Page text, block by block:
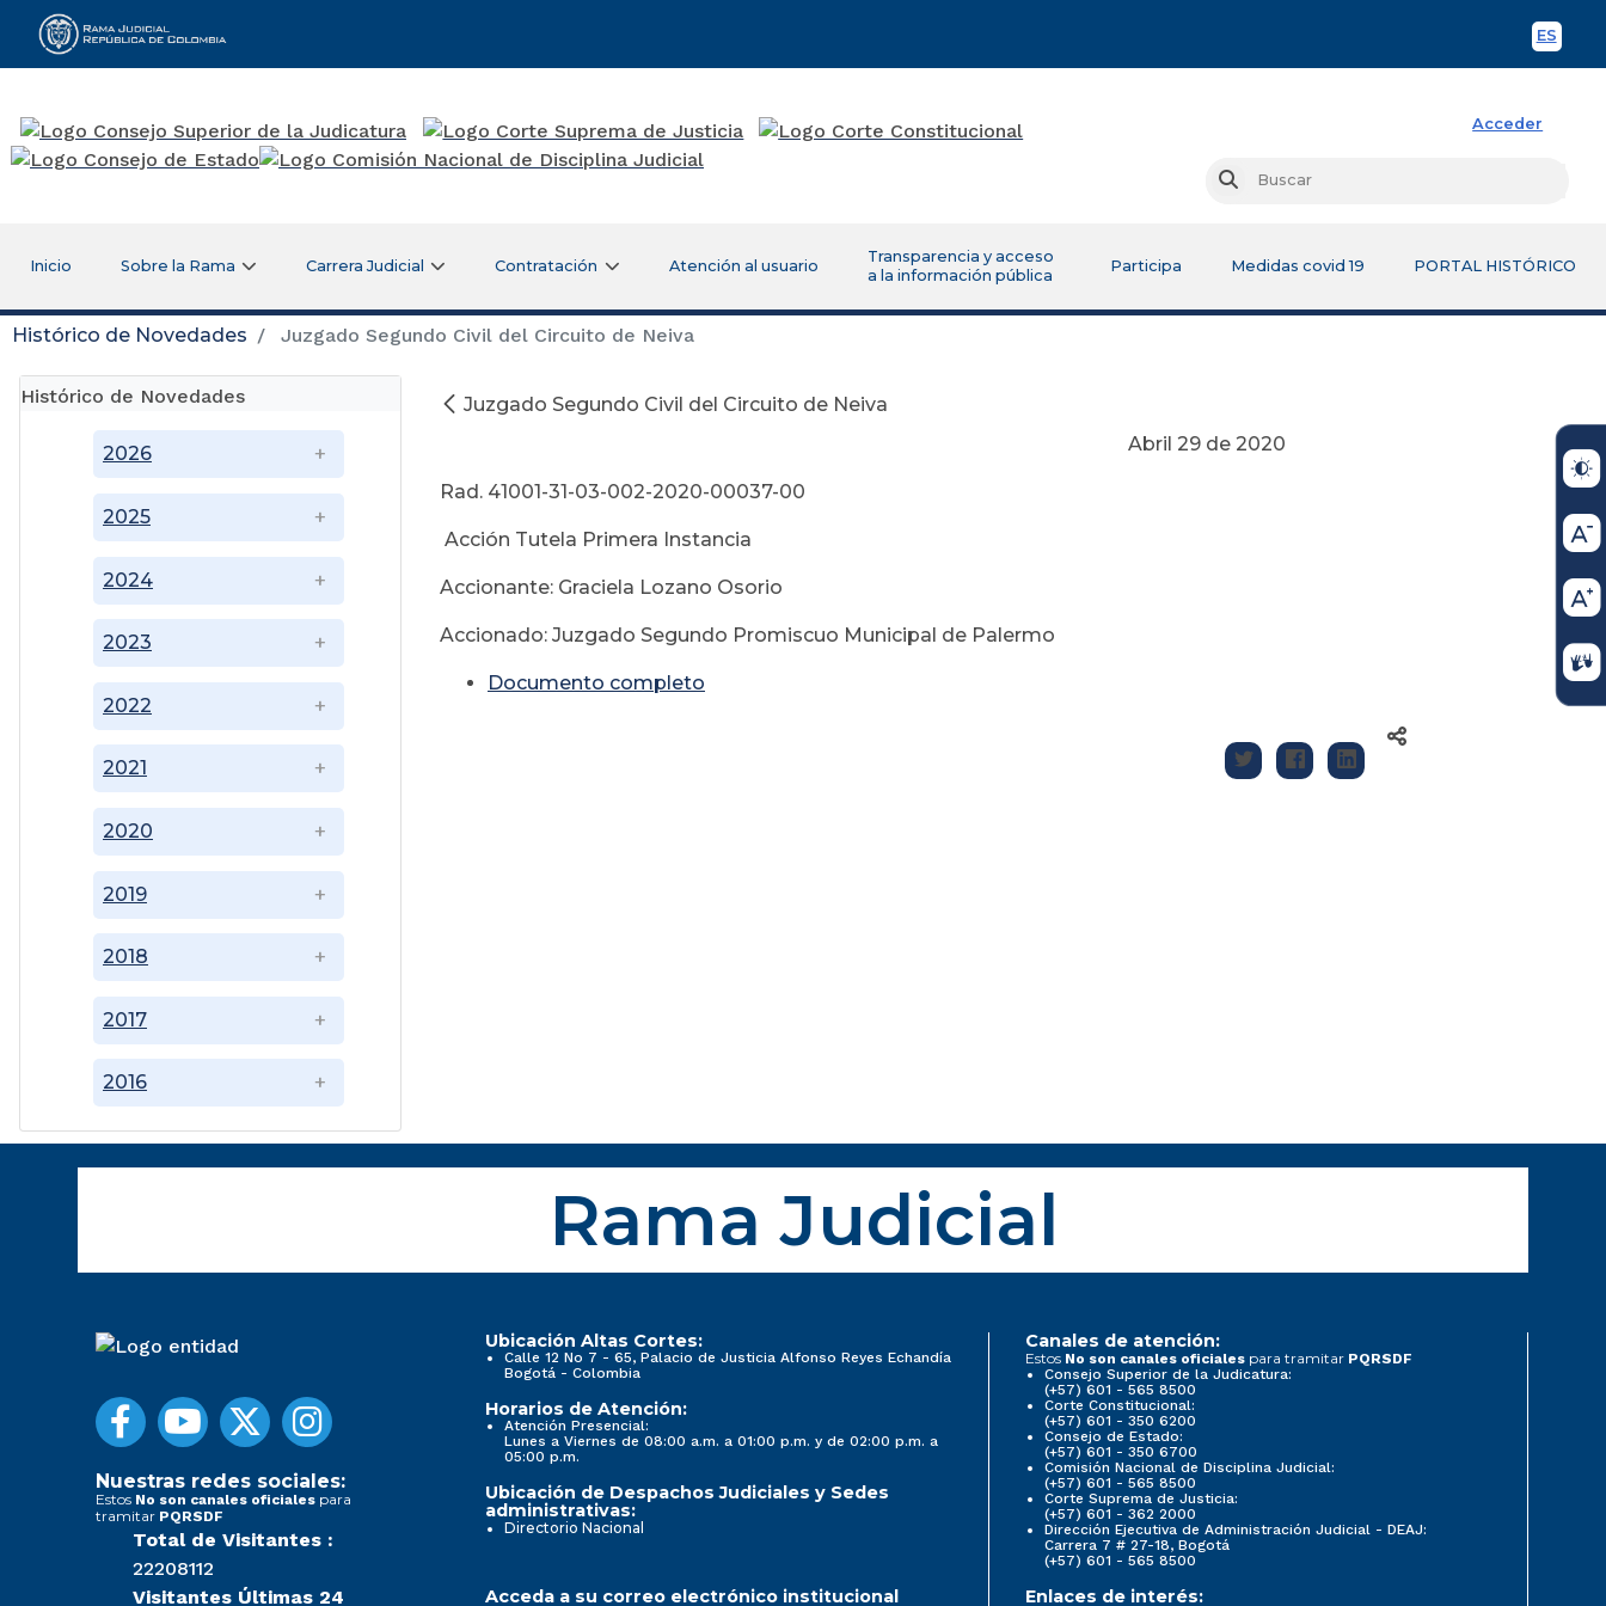
ES
Rama Judicial
Acceder
Buscar
Inicio Sobre la Rama Carrera Judicial Contratación Atención al usuario
Transparencia y acceso
a la información pública
Participa Medidas covid 19 PORTAL HISTÓRICO
Histórico de Novedades Juzgado Segundo Civil del Circuito de Neiva
Histórico de Novedades
2016
2017
2018
2019
2020
2021
2022
2023
2024
2025
2026
Juzgado Segundo Civil del Circuito de Neiva
Abril 29 de 2020
Rad. 41001-31-03-002-2020-00037-00
Acción Tutela Primera Instancia
Accionante: Graciela Lozano Osorio
Accionado: Juzgado Segundo Promiscuo Municipal de Palermo
Documento completo
Rama Judicial
Nuestras redes sociales:
Estos No son canales oficiales para
tramitar PQRSDF
Total de Visitantes :
22208112
Visitantes Últimas 24
Ubicación Altas Cortes:
Calle 12 No 7 - 65, Palacio de Justicia Alfonso Reyes Echandía
Bogotá - Colombia
Horarios de Atención:
Atención Presencial:
Lunes a Viernes de 08:00 a.m. a 01:00 p.m. y de 02:00 p.m. a
05:00 p.m.
Ubicación de Despachos Judiciales y Sedes
administrativas:
Directorio Nacional
Canales de atención:
Estos No son canales oficiales para tramitar PQRSDF
Consejo Superior de la Judicatura:
(+57) 601 - 565 8500
Corte Constitucional:
(+57) 601 - 350 6200
Consejo de Estado:
(+57) 601 - 350 6700
Comisión Nacional de Disciplina Judicial:
(+57) 601 - 565 8500
Corte Suprema de Justicia:
(+57) 601 - 362 2000
Dirección Ejecutiva de Administración Judicial - DEAJ:
Carrera 7 # 27-18, Bogotá
(+57) 601 - 565 8500
Acceda a su correo electrónico institucional Enlaces de interés: